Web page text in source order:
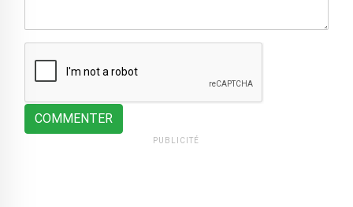
COMMENTER
PUBLICITÉ